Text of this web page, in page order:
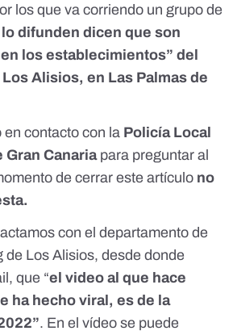
los que va corriendo un grupo de
difunden dicen que son
los establecimientos” del
Alisios, en Las Palmas de
en contacto con la Policía Local
Gran Canaria para preguntar al
de cerrar este artículo no
con el departamento de
de Los Alisios, desde donde
que “el video al que hace
ha hecho viral, es de la
. En el vídeo se puede